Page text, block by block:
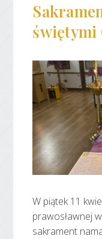
świętymi
W piątek 11
prawosławnej
sakrament